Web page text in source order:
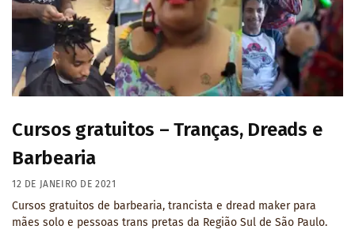
Cursos gratuitos – Tranças, Dreads e
Barbearia
12 DE JANEIRO DE 2021
Cursos gratuitos de barbearia, trancista e dread maker para
mães solo e pessoas trans pretas da Região Sul de São Paulo.